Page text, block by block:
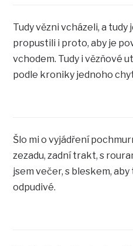
Tudy vězni vcházeli, a tudy
propustili i proto, aby je
vchodem. Tudy i vězňové
podle kroniky jednoho
Šlo mi o vyjádření
zezadu, zadní trakt, s
jsem večer, s bleskem,
odpudivé.